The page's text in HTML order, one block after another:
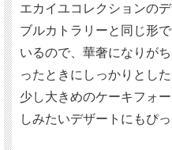
エカイユコレクションの
ブルカトラリーと同じ形
いるので、華奢になりが
ったときにしっかりとし
少し大きめのケーキフォ
しみたいデザートにもぴっ